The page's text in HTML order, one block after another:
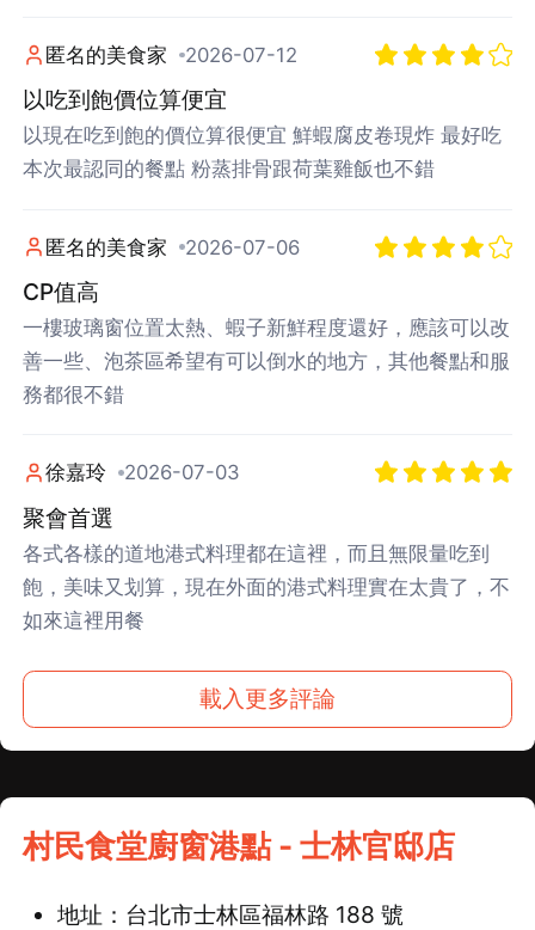
匿名的美食家 2026-07-12
以吃到飽價位算便宜
以現在吃到飽的價位算很便宜 鮮蝦腐皮卷現炸 最好吃
本次最認同的餐點 粉蒸排骨跟荷葉雞飯也不錯
匿名的美食家 2026-07-06
CP值高
一樓玻璃窗位置太熱、蝦子新鮮程度還好，應該可以改
善一些、泡茶區希望有可以倒水的地方，其他餐點和服
務都很不錯
徐嘉玲 2026-07-03
聚會首選
各式各樣的道地港式料理都在這裡，而且無限量吃到
飽，美味又划算，現在外面的港式料理實在太貴了，不
如來這裡用餐
載入更多評論
村民食堂廚窗港點 - 士林官邸店
地址：台北市士林區福林路 188 號